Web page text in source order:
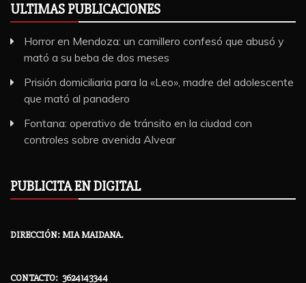
ULTIMAS PUBLICACIONES
Horror en Mendoza: un camillero confesó que abusó y
mató a su beba de dos meses
Prisión domiciliaria para la «Leo», madre del adolescente
que mató al panadero
Fontana: operativo de tránsito en la ciudad con
controles sobre avenida Alvear
PUBLICITA EN DIGITAL
DIRECCIÓN: MIA MAIDANA.
CONTACTO: 3624143344